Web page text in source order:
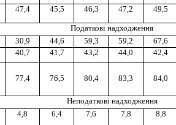
47,4 45,5 46,3 47,2 49,5
Податкові надходження
30,9 44,6 59,3 59,2 67,6
40,7 41,7 43,2 44,0 42,4
77,4 76,5 80,4 83,3 84,0
Неподаткові надходження
4,8 6,4 7,6 7,8 8,8